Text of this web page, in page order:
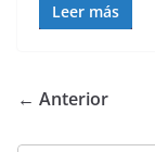
Leer más
← Anterior